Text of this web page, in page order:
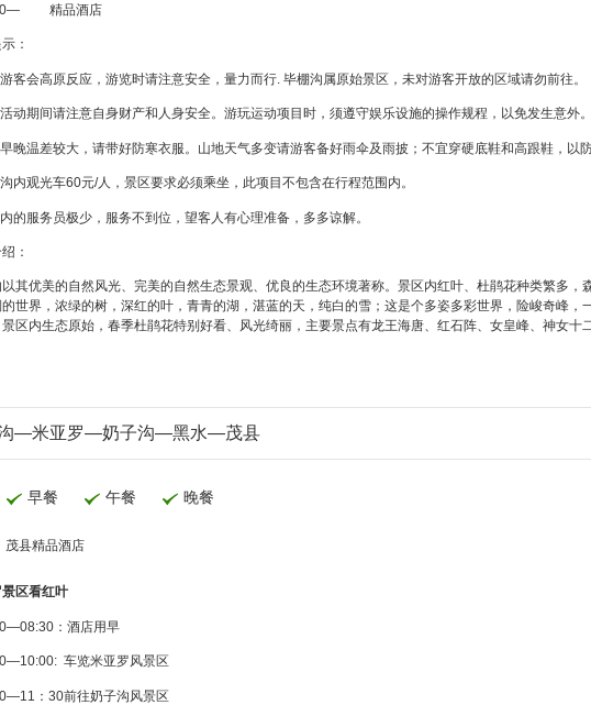
精品酒店
：
客会高原反应，游览时请注意安全，量力而行. 毕棚沟属原始景区，未对游客开放的区域请勿前往。
动期间请注意自身财产和人身安全。游玩运动项目时，须遵守娱乐设施的操作规程，以免发生意外
晚温差较大，请带好防寒衣服。山地天气多变请游客备好雨伞及雨披；不宜穿硬底鞋和高跟鞋，以
内观光车60元/人，景区要求必须乘坐，此项目不包含在行程范围内。
的服务员极少，服务不到位，望客人有心理准备，多多谅解。
：
其优美的自然风光、完美的自然生态景观、优良的生态环境著称。景区内红叶、杜鹃花种类繁多
世界，浓绿的树，深红的叶，青青的湖，湛蓝的天，纯白的雪；这是个多姿多彩世界，险峻奇峰
区内生态原始，春季杜鹃花特别好看、风光绮丽，主要景点有龙王海唐、红石阵、女皇峰、神女十
—米亚罗—奶子沟—黑水—茂县
早餐 午餐 晚餐
茂县精品酒店
区看红叶
：酒店用早
车览米亚罗风景区
：30前往奶子沟风景区